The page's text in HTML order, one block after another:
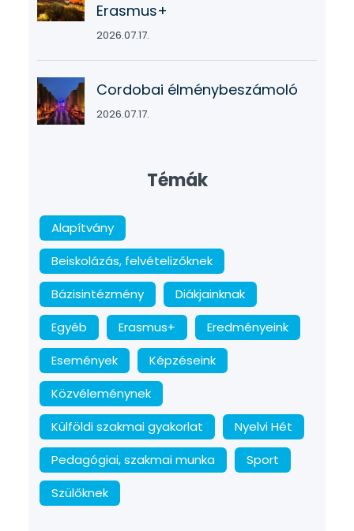
Erasmus+
2026.07.17.
Cordobai élménybeszámoló
2026.07.17.
Témák
Alapítvány
Beiskolázás, felvételizőknek
Bázisintézmény
Diákjainknak
Egyéb
Erasmus+
Eredményeink
Események
Képzéseink
Közvéleménynek
Külföldi szakmai gyakorlat
Nyelvi Hét
Pedagógiai, szakmai munka
Sport
Szülőknek